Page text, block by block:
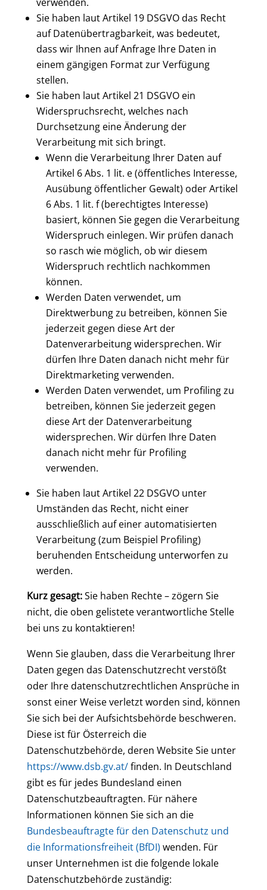
Sie haben laut Artikel 19 DSGVO das Recht
auf Datenübertragbarkeit, was bedeutet,
dass wir Ihnen auf Anfrage Ihre Daten in
einem gängigen Format zur Verfügung
stellen.
Sie haben laut Artikel 21 DSGVO ein
Widerspruchsrecht, welches nach
Durchsetzung eine Änderung der
Verarbeitung mit sich bringt.
Wenn die Verarbeitung Ihrer Daten auf
Artikel 6 Abs. 1 lit. e (öffentliches Interesse,
Ausübung öffentlicher Gewalt) oder Artikel
6 Abs. 1 lit. f (berechtigtes Interesse)
basiert, können Sie gegen die Verarbeitung
Widerspruch einlegen. Wir prüfen danach
so rasch wie möglich, ob wir diesem
Widerspruch rechtlich nachkommen
können.
Werden Daten verwendet, um
Direktwerbung zu betreiben, können Sie
jederzeit gegen diese Art der
Datenverarbeitung widersprechen. Wir
dürfen Ihre Daten danach nicht mehr für
Direktmarketing verwenden.
Werden Daten verwendet, um Profiling zu
betreiben, können Sie jederzeit gegen
diese Art der Datenverarbeitung
widersprechen. Wir dürfen Ihre Daten
danach nicht mehr für Profiling
verwenden.
Sie haben laut Artikel 22 DSGVO unter
Umständen das Recht, nicht einer
ausschließlich auf einer automatisierten
Verarbeitung (zum Beispiel Profiling)
beruhenden Entscheidung unterworfen zu
werden.
Kurz gesagt:Sie haben Rechte – zögern Sie
nicht, die oben gelistete verantwortliche Stelle
bei uns zu kontaktieren!
Wenn Sie glauben, dass die Verarbeitung Ihrer
Daten gegen das Datenschutzrecht verstößt
oder Ihre datenschutzrechtlichen Ansprüche in
sonst einer Weise verletzt worden sind, können
Sie sich bei der Aufsichtsbehörde beschweren.
Diese ist für Österreich die
Datenschutzbehörde, deren Website Sie unter
https://www.dsb.gv.at/finden. In Deutschland
gibt es für jedes Bundesland einen
Datenschutzbeauftragten. Für nähere
Informationen können Sie sich an die
Bundesbeauftragte für den Datenschutz und
die Informationsfreiheit (BfDI) wenden. Für
unser Unternehmen ist die folgende lokale
Datenschutzbehörde zuständig: